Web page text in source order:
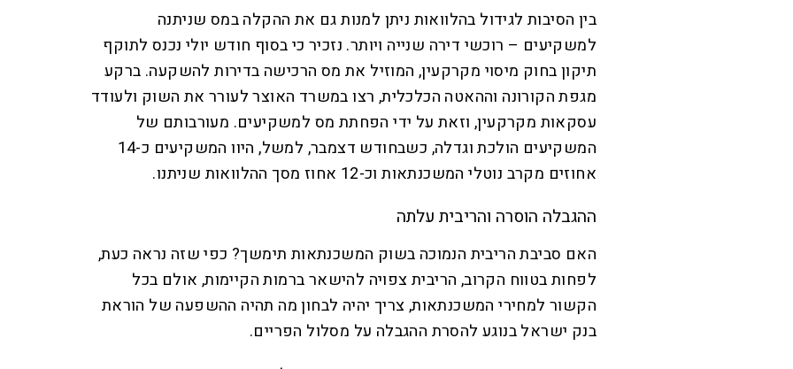
בין הסיבות לגידול בהלוואות ניתן למנות גם את ההקלה במס שניתנה
למשקיעים – רוכשי דירה שנייה ויותר. נזכיר כי בסוף חודש יולי נכנס לתוקף
תיקון בחוק מיסוי מקרקעין, המוזיל את מס הרכישה בדירות להשקעה. ברקע
מגפת הקורונה וההאטה הכלכלית, רצו במשרד האוצר לעורר את השוק ולעודד
עסקאות מקרקעין, וזאת על ידי הפחתת מס למשקיעים. מעורבותם של
המשקיעים הולכת וגדלה, כשבחודש דצמבר, למשל, היוו המשקיעים כ-14
אחוזים מקרב נוטלי המשכנתאות וכ-12 אחוז מסך ההלוואות שניתנו.
ההגבלה הוסרה והריבית עלתה
האם סביבת הריבית הנמוכה בשוק המשכנתאות תימשך? כפי שזה נראה כעת,
לפחות בטווח הקרוב, הריבית צפויה להישאר ברמות הקיימות, אולם בכל
הקשור למחירי המשכנתאות, צריך יהיה לבחון מה תהיה ההשפעה של הוראת
בנק ישראל בנוגע להסרת ההגבלה על מסלול הפריים.